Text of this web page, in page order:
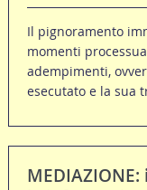
Il pignoramento
momenti
adempimenti,
esecutato e la sua